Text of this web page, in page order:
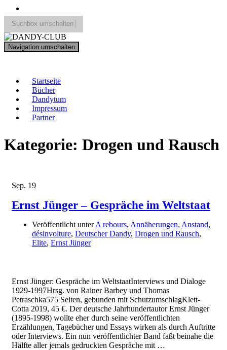
Suchbox umschalten
Search
for:
Navigation umschalten
Startseite
Bücher
Dandytum
Impressum
Partner
Kategorie: Drogen und Rausch
Sep. 19
Ernst Jünger – Gespräche im Weltstaat
Veröffentlicht unterA rebours, Annäherungen, Anstand,
désinvolture, Deutscher Dandy, Drogen und Rausch,
Elite, Ernst Jünger
Ernst Jünger: Gespräche im WeltstaatInterviews und Dialoge
1929-1997Hrsg. von Rainer Barbey und Thomas
Petraschka575 Seiten, gebunden mit SchutzumschlagKlett-
Cotta 2019, 45 €. Der deutsche Jahrhundertautor Ernst Jünger
(1895-1998) wollte eher durch seine veröffentlichten
Erzählungen, Tagebücher und Essays wirken als durch Auftritte
oder Interviews. Ein nun veröffentlichter Band faßt beinahe die
Hälfte aller jemals gedruckten Gespräche mit …